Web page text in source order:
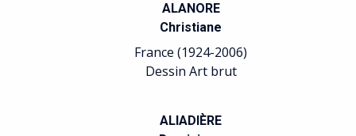
ALANORE
Christiane
France (1924-2006)
Dessin Art brut
ALIADIÈRE